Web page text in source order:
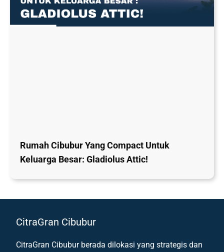
Rumah Cibubur Yang Compact Untuk
Keluarga Besar: Gladiolus Attic!
CitraGran Cibubur
CitraGran Cibubur berada dilokasi yang strategis dan